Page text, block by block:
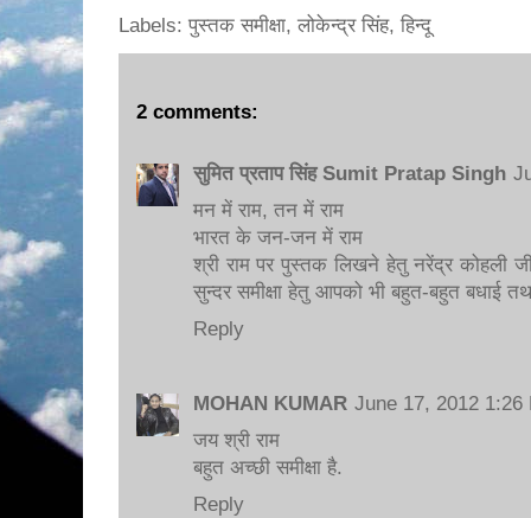
Labels: पुस्तक समीक्षा, लोकेन्द्र सिंह, हिन्दू
2 comments:
सुमित प्रताप सिंह Sumit Pratap Singh
मन में राम, तन में राम
भारत के जन-जन में राम
श्री राम पर पुस्तक लिखने हेतु नरेंद्र कोहली
सुन्दर समीक्षा हेतु आपको भी बहुत-बहुत बधाई
Reply
MOHAN KUMAR June 17, 2012 1:26
जय श्री राम
बहुत अच्छी समीक्षा है.
Reply